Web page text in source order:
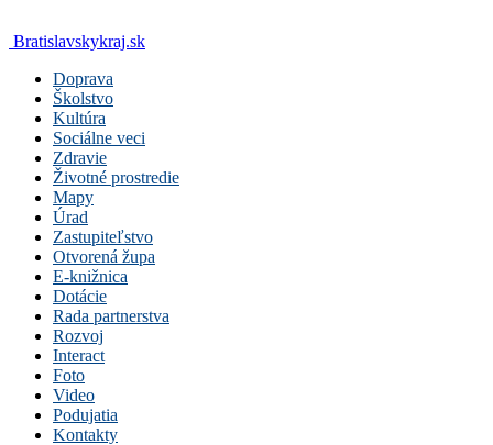
Bratislavskykraj.sk
Doprava
Školstvo
Kultúra
Sociálne veci
Zdravie
Životné prostredie
Mapy
Úrad
Zastupiteľstvo
Otvorená župa
E-knižnica
Dotácie
Rada partnerstva
Rozvoj
Interact
Foto
Video
Podujatia
Kontakty